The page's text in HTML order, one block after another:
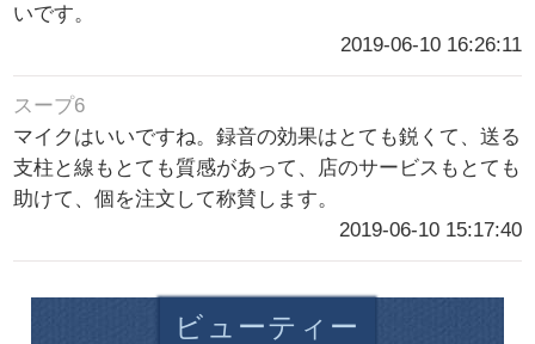
いです。
2019-06-10 16:26:11
スープ6
マイクはいいですね。録音の効果はとても鋭くて、送る
支柱と線もとても質感があって、店のサービスもとても
助けて、個を注文して称賛します。
2019-06-10 15:17:40
ビューティー